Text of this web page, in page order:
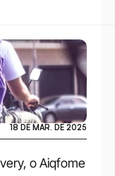
o Aiqfome
18 DE MAR. DE 2025